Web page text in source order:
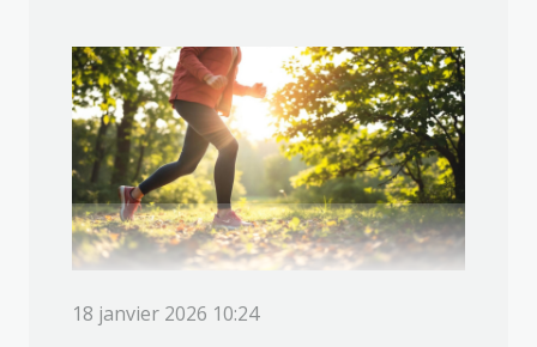
18 janvier 2026 10:24